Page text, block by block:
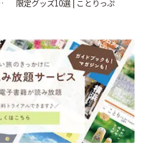
限定グッズ10選 | ことりっぷ